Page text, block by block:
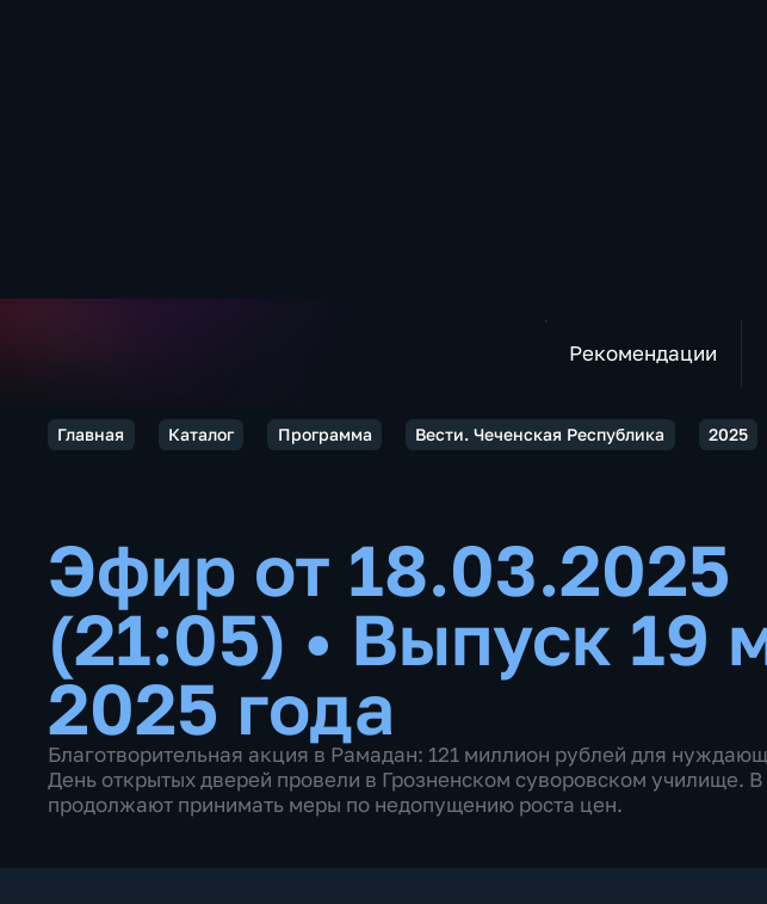
Рекомендации
Главная Каталог Программа Вести. Чеченская Республика 2025
Эфир от 18.03.2025
(21:05) • Выпуск 19
2025 года
Благотворительная акция в Рамадан: 121 миллион рублей для
День открытых дверей провели в Грозненском суворовском училище. В
продолжают принимать меры по недопущению роста цен.